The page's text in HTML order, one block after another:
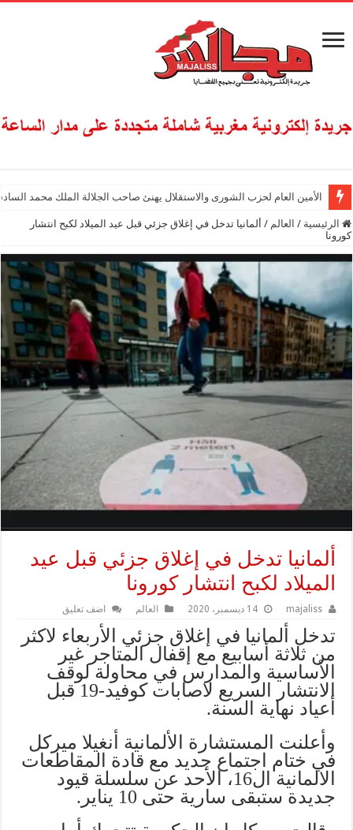
الأمين العام لحزب الشورى والاستقلال يهنئ صاحب الجلالة الملك محمد
الرئيسية / العالم / ألمانيا تدخل في إغلاق جزئي قبل عيد الميلاد لكبح انتشار
كورونا
ألمانيا تدخل في إغلاق جزئي قبل عيد
الميلاد لكبح انتشار كورونا
majaliss 14 ديسمبر، 2020 العالم اضف تعليق
تدخل ألمانيا في إغلاق جزئي الأربعاء لاكثر
من ثلاثة أسابيع مع إقفال المتاجر غير
الأساسية والمدارس في محاولة لوقف
الانتشار السريع لاصابات كوفيد-19 قبل
أعياد نهاية السنة.
وأعلنت المستشارة الألمانية أنغيلا ميركل
في ختام اجتماع جديد مع قادة المقاطعات
الالمانية ال16، الأحد عن سلسلة قيود
جديدة ستبقى سارية حتى 10 يناير.